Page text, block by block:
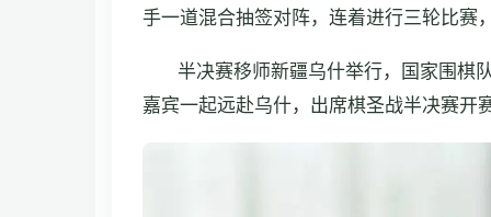
手一道混合抽签对阵，连着进行三轮比赛
半决赛移师新疆乌什举行，国家围棋
嘉宾一起远赴乌什，出席棋圣战半决赛开